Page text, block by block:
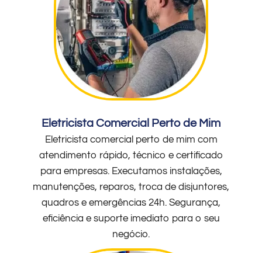
Eletricista Comercial Perto de Mim
Eletricista comercial perto de mim com
atendimento rápido, técnico e certificado
para empresas. Executamos instalações,
manutenções, reparos, troca de disjuntores,
quadros e emergências 24h. Segurança,
eficiência e suporte imediato para o seu
negócio.